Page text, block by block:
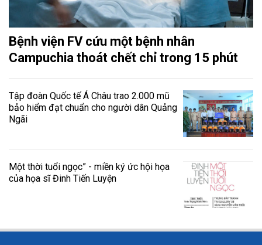
Bệnh viện FV cứu một bệnh nhân
Campuchia thoát chết chỉ trong 15 phút
Tập đoàn Quốc tế Á Châu trao 2.000 mũ
bảo hiểm đạt chuẩn cho người dân Quảng
Ngãi
Một thời tuổi ngọc” - miền ký ức hội họa
của họa sĩ Đinh Tiến Luyện